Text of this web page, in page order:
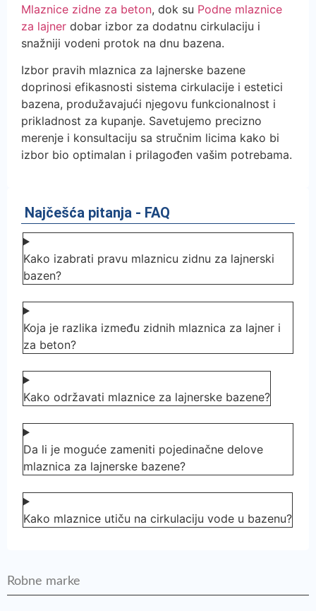
Mlaznice zidne za beton, dok su Podne mlaznice
za lajner dobar izbor za dodatnu cirkulaciju i
snažniji vodeni protok na dnu bazena.
Izbor pravih mlaznica za lajnerske bazene
doprinosi efikasnosti sistema cirkulacije i estetici
bazena, produžavajući njegovu funkcionalnost i
prikladnost za kupanje. Savetujemo precizno
merenje i konsultaciju sa stručnim licima kako bi
izbor bio optimalan i prilagođen vašim potrebama.
Najčešća pitanja - FAQ
Kako izabrati pravu mlaznicu zidnu za lajnerski
bazen?
Koja je razlika između zidnih mlaznica za lajner i
za beton?
Kako održavati mlaznice za lajnerske bazene?
Da li je moguće zameniti pojedinačne delove
mlaznica za lajnerske bazene?
Kako mlaznice utiču na cirkulaciju vode u bazenu?
Robne marke